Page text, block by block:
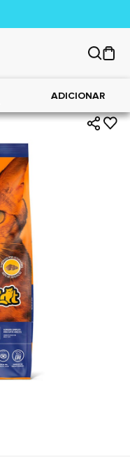
ADICIONAR